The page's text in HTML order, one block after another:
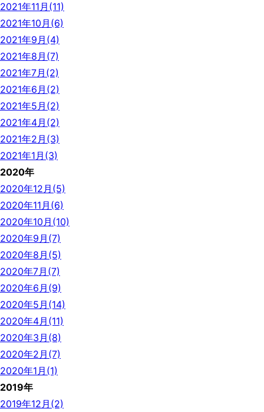
2021年11月(11)
2021年10月(6)
2021年9月(4)
2021年8月(7)
2021年7月(2)
2021年6月(2)
2021年5月(2)
2021年4月(2)
2021年2月(3)
2021年1月(3)
2020年
2020年12月(5)
2020年11月(6)
2020年10月(10)
2020年9月(7)
2020年8月(5)
2020年7月(7)
2020年6月(9)
2020年5月(14)
2020年4月(11)
2020年3月(8)
2020年2月(7)
2020年1月(1)
2019年
2019年12月(2)